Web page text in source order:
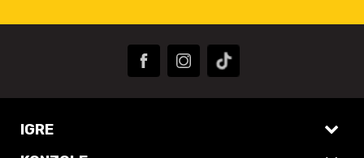
IGRE